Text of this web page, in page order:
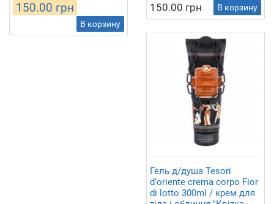
150.00 грн
В корзину
150.00 грн В корзину
Гель д/душа Tesori
d'oriente crema corpo Fior
di lotto 300ml / крем для